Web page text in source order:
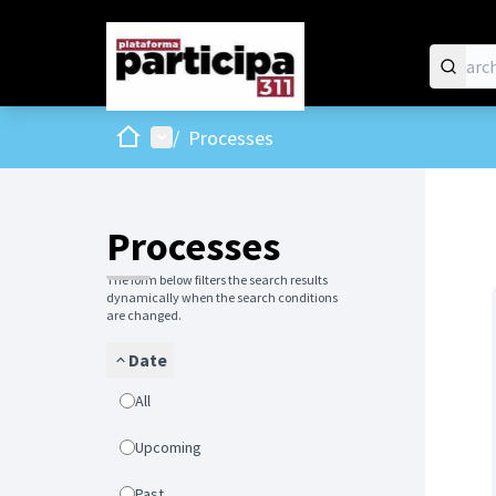
HomeMain menu
/ Processes
Processes
The form below filters the search results
dynamically when the search conditions
are changed.
Date
All
Upcoming